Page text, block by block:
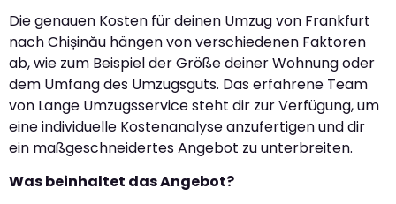
Die genauen Kosten für deinen Umzug von Frankfurt
nach Chișinău hängen von verschiedenen Faktoren
ab, wie zum Beispiel der Größe deiner Wohnung oder
dem Umfang des Umzugsguts. Das erfahrene Team
von Lange Umzugsservice steht dir zur Verfügung, um
eine individuelle Kostenanalyse anzufertigen und dir
ein maßgeschneidertes Angebot zu unterbreiten.
Was beinhaltet das Angebot?